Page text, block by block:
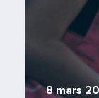
8 mars